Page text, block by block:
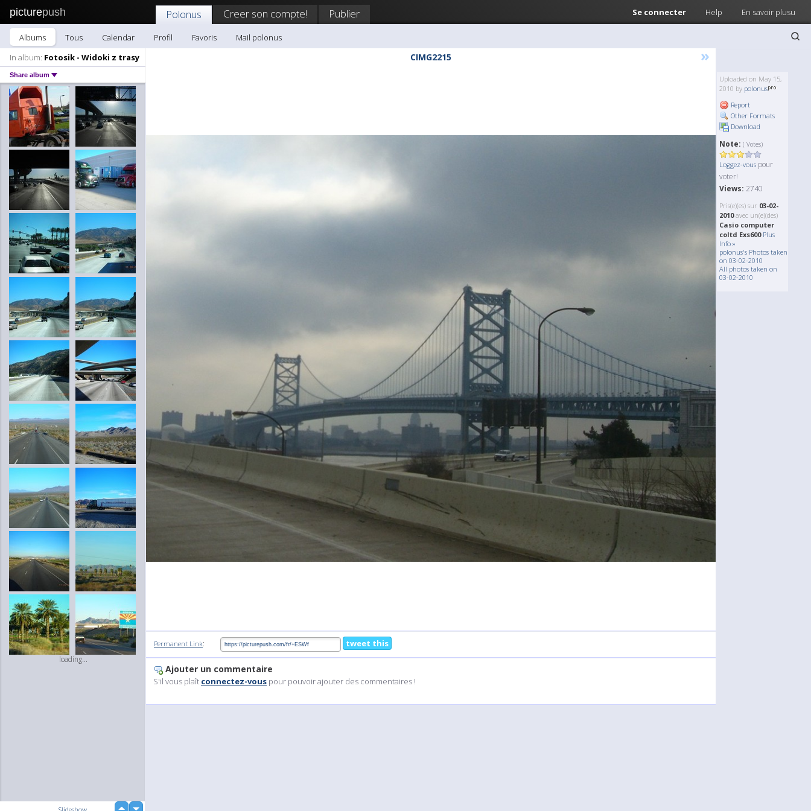
picturepush Se connecter Help En savoir plusu
Polonus Creer son compte! Publier
Albums Tous Calendar Profil Favoris
Mail polonus
In album: Fotosik - Widoki z trasy
Share album
loading...
CIMG2215 »
Uploaded on May 15,
2010 by polonus
Report
Other Formats
Download
Note: ( Votes)
Loggez-vous pour
voter!
Views: 2740
Pris(e)(es) sur 03-02-
2010avec un(e)(des)
Casio computer
coltd Exs600 Plus
Info »
polonus's Photos taken
on 03-02-2010
All photos taken on
03-02-2010
Permanent Link: tweet this
Ajouter un commentaire
S'il vous plaît connectez-vous pour pouvoir ajouter des commentaires !